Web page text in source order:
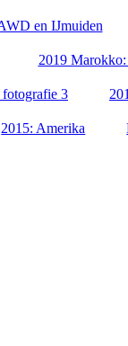
en IJmuiden
2019
3
2015: Amerika